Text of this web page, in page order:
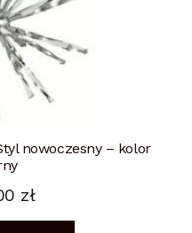
nowoczesny – kolor
zł